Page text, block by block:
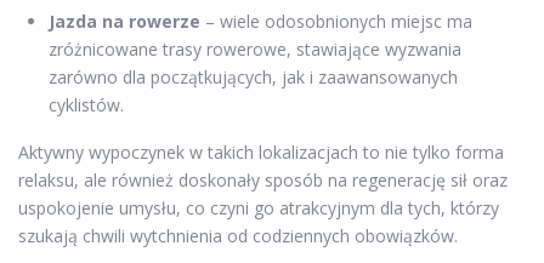
Jazda na rowerze – wiele odosobnionych miejsc ma
zróżnicowane trasy rowerowe, stawiające wyzwania
zarówno dla początkujących, jak i zaawansowanych
cyklistów.
Aktywny wypoczynek w takich lokalizacjach to nie tylko forma
relaksu, ale również doskonały sposób na regenerację sił oraz
uspokojenie umysłu, co czyni go atrakcyjnym dla tych, którzy
szukają chwili wytchnienia od codziennych obowiązków.